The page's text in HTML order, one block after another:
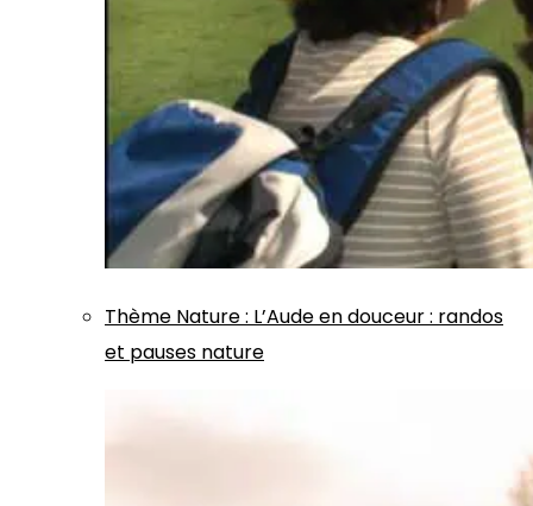
Thème Nature: L’Aude en douceur : randos
et pauses nature